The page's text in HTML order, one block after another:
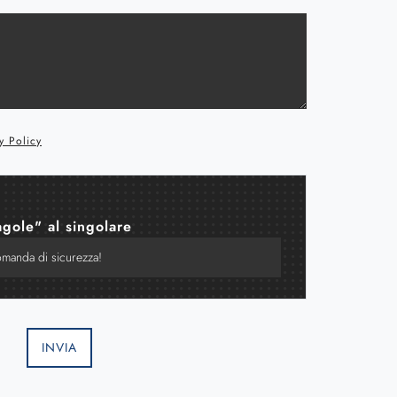
Policy
al singolare
INVIA